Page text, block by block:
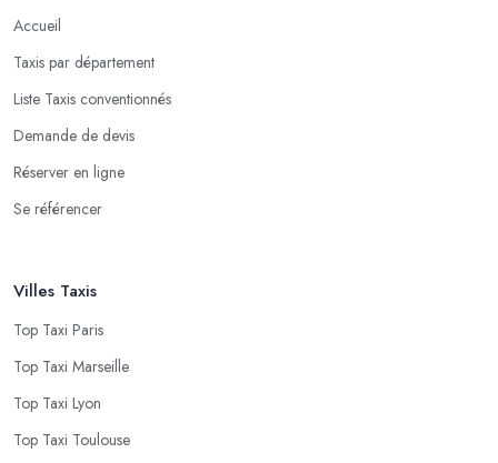
Accueil
Taxis par département
Liste Taxis conventionnés
Demande de devis
Réserver en ligne
Se référencer
Villes Taxis
Top Taxi Paris
Top Taxi Marseille
Top Taxi Lyon
Top Taxi Toulouse